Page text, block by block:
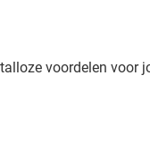
voordelen voor